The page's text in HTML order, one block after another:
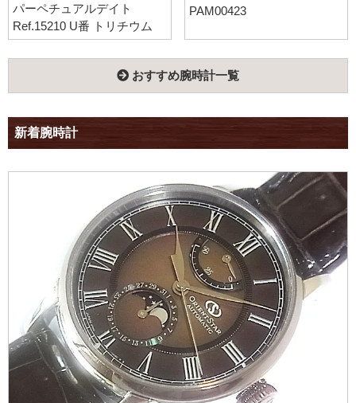
パーペチュアルデイト
Ref.15210 U番 トリチウム
PAM00423
おすすめ腕時計一覧
新着腕時計